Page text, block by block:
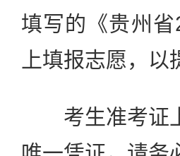
填写的《贵州
上填报志愿，
考生准考证上